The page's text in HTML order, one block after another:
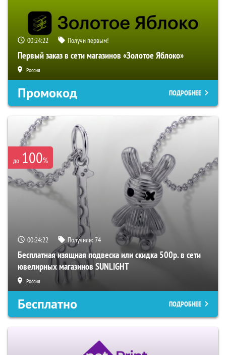
00:24:21 Получи первым!
Первый заказ в сети магазинов «Золотое Яблоко»
Россия
Промокод ПОДРОБНЕЕ
до 100%
00:24:21 Получили:74
Бесплатная изящная подвеска или скидка 500р. в сети
ювелирных магазинов SUNLIGHT
Россия
Бесплатно ПОДРОБНЕЕ